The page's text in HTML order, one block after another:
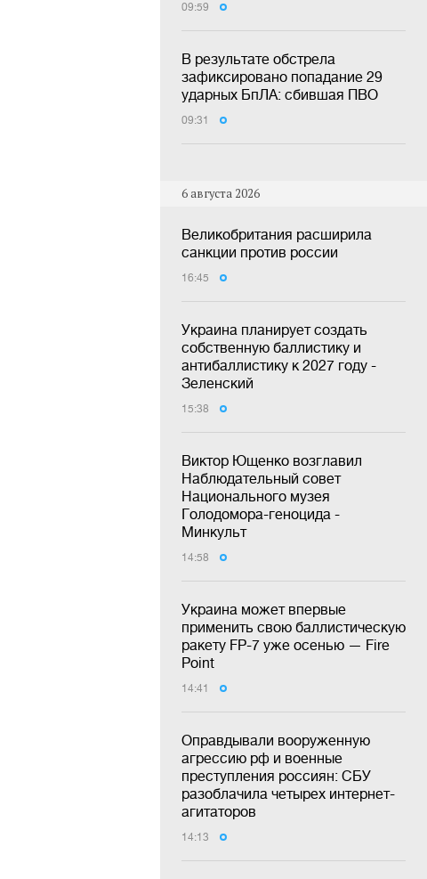
09:59
В результате обстрела
зафиксировано попадание 29
ударных БпЛА: сбившая ПВО
09:31
6 августа 2026
Великобритания расширила
санкции против россии
16:45
Украина планирует создать
собственную баллистику и
антибаллистику к 2027 году -
Зеленский
15:38
Виктор Ющенко возглавил
Наблюдательный совет
Национального музея
Голодомора-геноцида -
Минкульт
14:58
Украина может впервые
применить свою баллистическую
ракету FP-7 уже осенью — Fire
Point
14:41
Оправдывали вооруженную
агрессию рф и военные
преступления россиян: СБУ
разоблачила четырех интернет-
агитаторов
14:13